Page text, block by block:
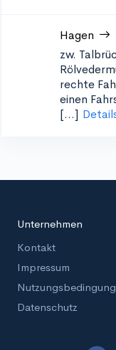
Hagen
zw.
rechte
einen
[...]
Unternehmen
Kontakt
Impressum
Datenschutz